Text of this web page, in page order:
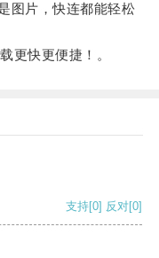
片，快连都能轻松
快更便捷！。
支持[0] 反对[0]